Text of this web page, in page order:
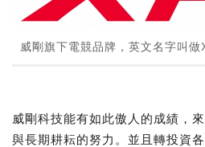
威剛旗下電競品牌，英文名字叫做
威剛科技能有如此傲人的成績，
與長期耕耘的努力。並且轉投資